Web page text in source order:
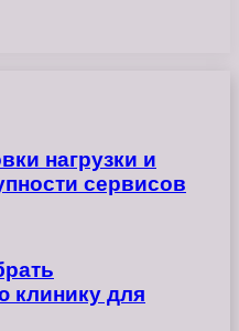
нагрузки и
сервисов
клинику для